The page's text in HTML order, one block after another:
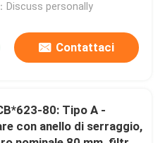
Discuss personally
Contattaci
80: Tipo A -
con anello di serraggio,